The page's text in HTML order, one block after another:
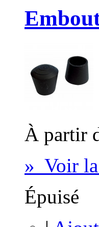
À partir
» Voir
Épuisé